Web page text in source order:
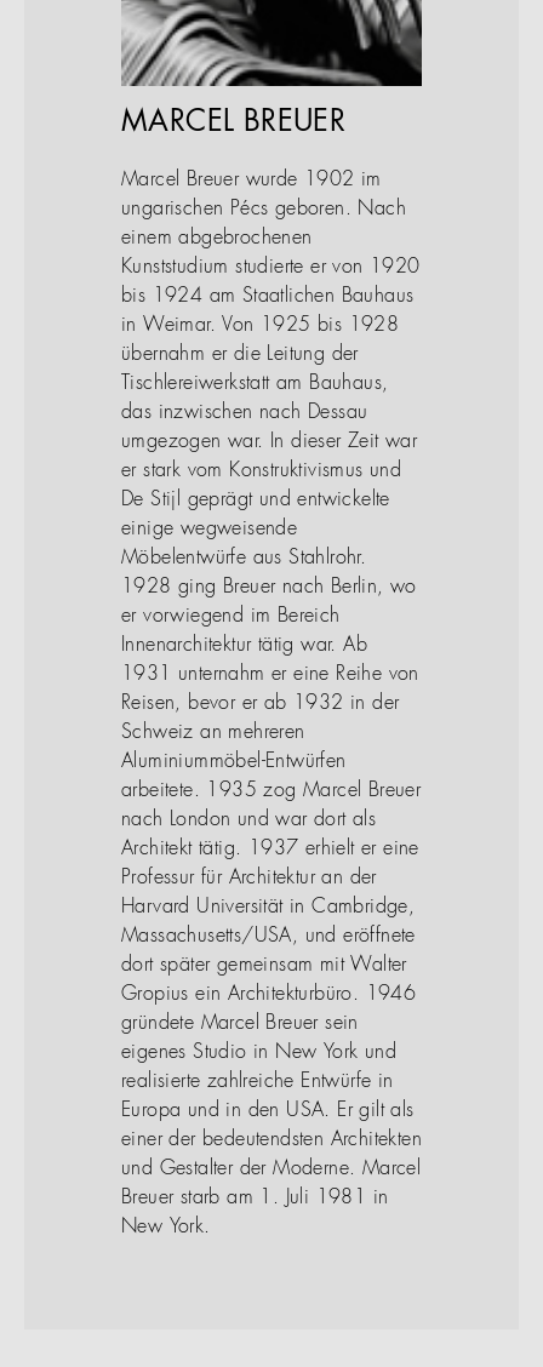
MARCEL BREUER
Marcel Breuer wurde 1902 im
ungarischen Pécs geboren. Nach
einem abgebrochenen
Kunststudium studierte er von 1920
bis 1924 am Staatlichen Bauhaus
in Weimar. Von 1925 bis 1928
übernahm er die Leitung der
Tischlereiwerkstatt am Bauhaus,
das inzwischen nach Dessau
umgezogen war. In dieser Zeit war
er stark vom Konstruktivismus und
De Stijl geprägt und entwickelte
einige wegweisende
Möbelentwürfe aus Stahlrohr.
1928 ging Breuer nach Berlin, wo
er vorwiegend im Bereich
Innenarchitektur tätig war. Ab
1931 unternahm er eine Reihe von
Reisen, bevor er ab 1932 in der
Schweiz an mehreren
Aluminiummöbel-Entwürfen
arbeitete. 1935 zog Marcel Breuer
nach London und war dort als
Architekt tätig. 1937 erhielt er eine
Professur für Architektur an der
Harvard Universität in Cambridge,
Massachusetts/USA, und eröffnete
dort später gemeinsam mit Walter
Gropius ein Architekturbüro. 1946
gründete Marcel Breuer sein
eigenes Studio in New York und
realisierte zahlreiche Entwürfe in
Europa und in den USA. Er gilt als
einer der bedeutendsten Architekten
und Gestalter der Moderne. Marcel
Breuer starb am 1. Juli 1981 in
New York.